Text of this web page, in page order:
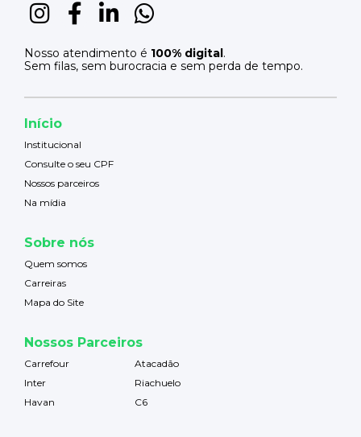
Nosso atendimento é 100% digital.
Sem filas, sem burocracia e sem perda de tempo.
Início
Institucional
Consulte o seu CPF
Nossos parceiros
Na mídia
Sobre nós
Quem somos
Carreiras
Mapa do Site
Nossos Parceiros
Carrefour
Atacadão
Inter
Riachuelo
Havan
C6